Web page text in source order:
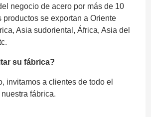
negocio de acero por más de 10
productos se exportan a Oriente
Asia sudoriental, África, Asia del
su fábrica?
invitamos a clientes de todo el
fábrica.